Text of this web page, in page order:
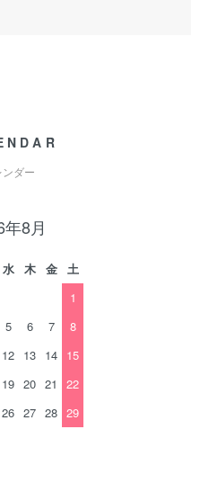
ンダー
8月
水 木 金
土
1
5 6 7
8
12 13 14 15
19 20 21
22
26 27 28 29